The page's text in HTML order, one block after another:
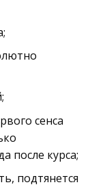
сенса
после курса;
подтянется